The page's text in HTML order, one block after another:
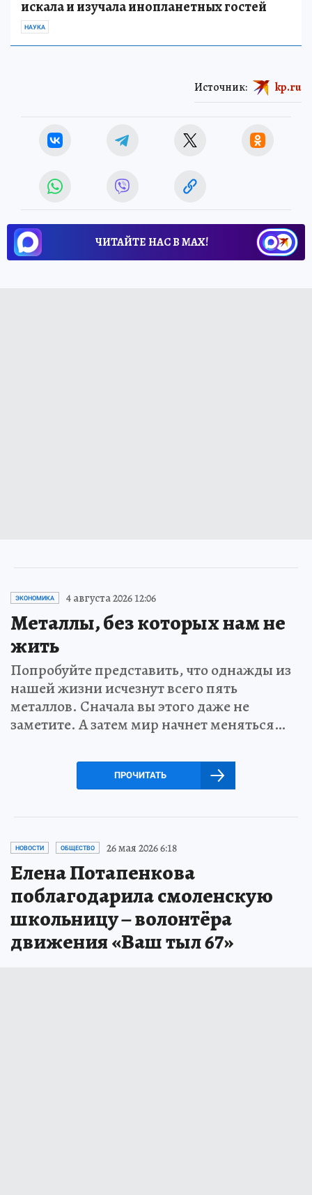
искала и изучала инопланетных гостей
НАУКА
Источник: kp.ru
ЧИТАЙТЕ НАС В МАХ!
ЭКОНОМИКА 4 августа 2026 12:06
Металлы, без которых нам не
жить
Попробуйте представить, что однажды из
нашей жизни исчезнут всего пять
металлов. Сначала вы этого даже не
заметите. А затем мир начнет меняться…
ПРОЧИТАТЬ
НОВОСТИ ОБЩЕСТВО 26 мая 2026 6:18
Елена Потапенкова
поблагодарила смоленскую
школьницу – волонтёра
движения «Ваш тыл 67»